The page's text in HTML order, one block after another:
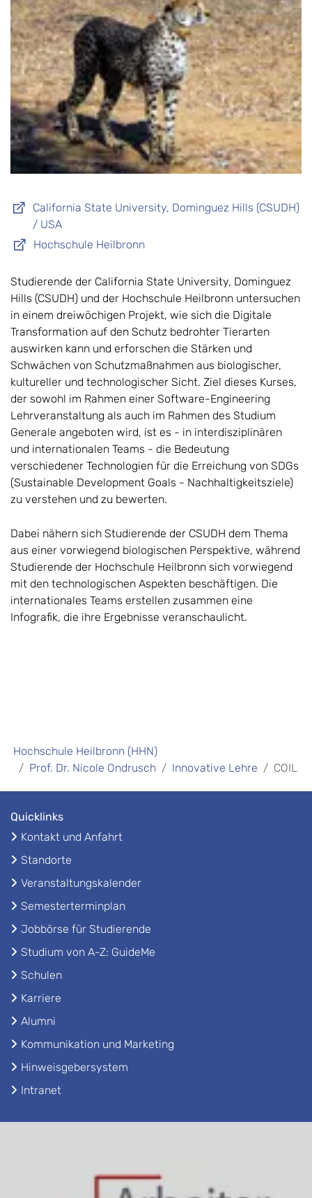
California State University, Dominguez Hills (CSUDH)
/ USA
Hochschule Heilbronn
Studierende der California State University, Dominguez
Hills (CSUDH) und der Hochschule Heilbronn untersuchen
in einem dreiwöchigen Projekt, wie sich die Digitale
Transformation auf den Schutz bedrohter Tierarten
auswirken kann und erforschen die Stärken und
Schwächen von Schutzmaßnahmen aus biologischer,
kultureller und technologischer Sicht. Ziel dieses Kurses,
der sowohl im Rahmen einer Software-Engineering
Lehrveranstaltung als auch im Rahmen des Studium
Generale angeboten wird, ist es - in interdisziplinären
und internationalen Teams - die Bedeutung
verschiedener Technologien für die Erreichung von SDGs
(Sustainable Development Goals - Nachhaltigkeitsziele)
zu verstehen und zu bewerten.
Dabei nähern sich Studierende der CSUDH dem Thema
aus einer vorwiegend biologischen Perspektive, während
Studierende der Hochschule Heilbronn sich vorwiegend
mit den technologischen Aspekten beschäftigen. Die
internationales Teams erstellen zusammen eine
Infografik, die ihre Ergebnisse veranschaulicht.
Hochschule Heilbronn (HHN)
Prof. Dr. Nicole Ondrusch
Innovative Lehre COIL
Quicklinks
Kontakt und Anfahrt
Standorte
Veranstaltungskalender
Semesterterminplan
Jobbörse für Studierende
Studium von A-Z: GuideMe
Schulen
Karriere
Alumni
Kommunikation und Marketing
Hinweisgebersystem
Intranet